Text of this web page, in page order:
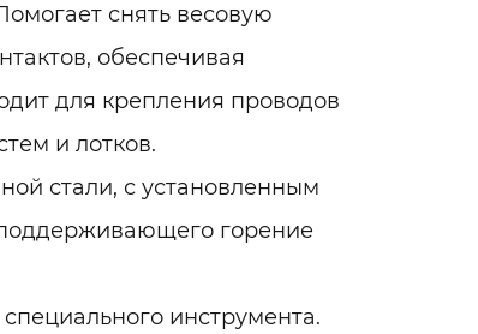
снять весовую
обеспечивая
для крепления проводов
и лотков.
стали, с установленным
горение
инструмента.